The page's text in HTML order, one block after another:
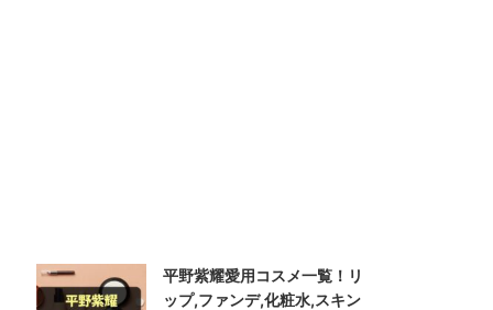
平野紫耀愛用コスメ一覧！リ
ップ,ファンデ,化粧水,スキン